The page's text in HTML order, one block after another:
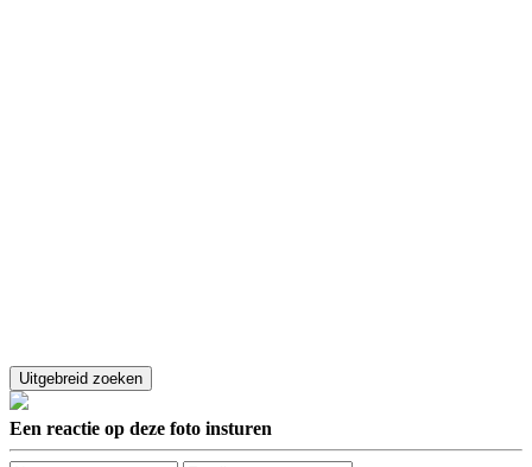
Een reactie op deze foto insturen